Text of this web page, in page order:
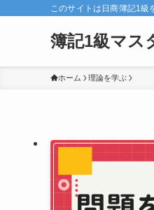
このサイトは日商簿記1級
簿記1級マス
ホーム 理論を学ぶ